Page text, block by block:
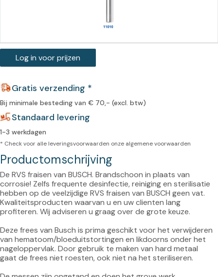
Log in voor prijzen
Gratis verzending *
Bij minimale besteding van € 70,- (excl. btw)
Standaard levering
1-3 werkdagen
* Check voor alle leveringsvoorwaarden onze algemene voorwaarden
Productomschrijving
De RVS fraisen van BUSCH. Brandschoon in plaats van
corrosie! Zelfs frequente desinfectie, reiniging en sterilisatie
hebben op de veelzijdige RVS fraisen van BUSCH geen vat.
Kwaliteitsproducten waarvan u en uw clienten lang
profiteren. Wij adviseren u graag over de grote keuze.
Deze frees van Busch is prima geschikt voor het verwijderen
van hematoom/bloeduitstortingen en likdoorns onder het
nageloppervlak. Door gebruik te maken van hard metaal
gaat de frees niet roesten, ook niet na het steriliseren.